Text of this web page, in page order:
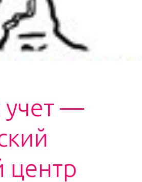
учет —
центр